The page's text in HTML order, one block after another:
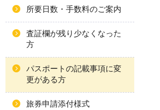
所要日数・手数料のご案内
査証欄が残り少なくなった
方
パスポートの記載事項に変
更がある方
旅券申請添付様式